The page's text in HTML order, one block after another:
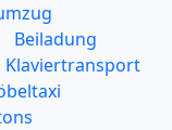
Beiladung
Klaviertransport